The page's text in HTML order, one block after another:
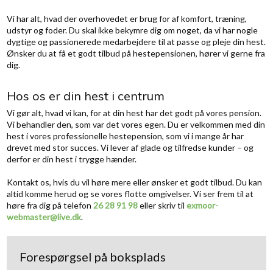
​Vi har alt, hvad der overhovedet er brug for af komfort, træning,
udstyr og foder. Du skal ikke bekymre dig om noget, da vi har nogle
dygtige og passionerede medarbejdere til at passe og pleje din hest.
Ønsker du at få et godt tilbud på hestepensionen, hører vi gerne fra
dig.
Hos os er din hest i centrum
Vi gør alt, hvad vi kan, for at din hest har det godt på vores pension.
Vi behandler den, som var det vores egen. Du er velkommen med din
hest i vores professionelle hestepension, som vi i mange år har
drevet med stor succes. Vi lever af glade og tilfredse kunder – og
derfor er din hest i trygge hænder.
Kontakt os, hvis du vil høre mere eller ønsker et godt tilbud. Du kan
altid komme herud og se vores flotte omgivelser. Vi ser frem til at
høre fra dig på telefon 26 28 91 98eller skriv til exmoor-
webmaster@live.dk.​
Forespørgsel på boksplads​